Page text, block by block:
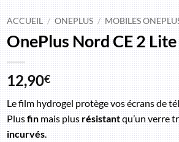
ACCUEIL / ONEPLUS / MOBILES
OnePlus Nord CE 2
12,90€
Le film hydrogel protège vos écrans de
Plusfinmais plusrésistantqu’un verre
incurvés.